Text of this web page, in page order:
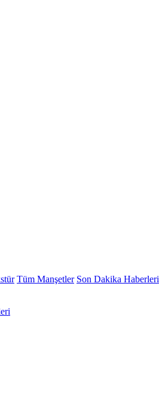
Tüm Manşetler Son Dakika Haberleri